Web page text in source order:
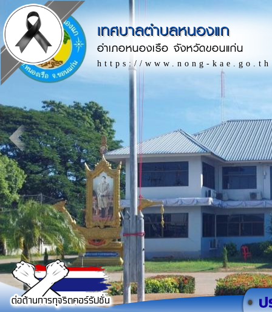
เทศบาลตำบลหนองแก
อำเภอหนองเรือ จังหวัดขอนแก่น
https://www.nong-kae.go.th